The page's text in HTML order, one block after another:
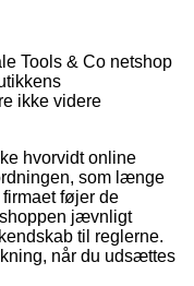
Tools & Co netshop
ikke videre
hvorvidt online
som længe
føjer de
jævnligt
til reglerne.
når du udsættes